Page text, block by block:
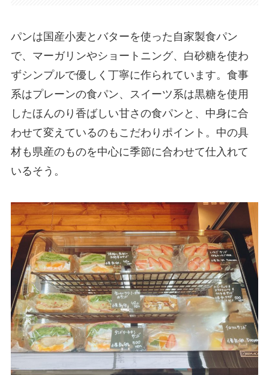
パンは国産小麦とバターを使った自家製食パン
で、マーガリンやショートニング、白砂糖を使わ
ずシンプルで優しく丁寧に作られています。食事
系はプレーンの食パン、スイーツ系は黒糖を使用
したほんのり香ばしい甘さの食パンと、中身に合
わせて変えているのもこだわりポイント。中の具
材も県産のものを中心に季節に合わせて仕入れて
いるそう。